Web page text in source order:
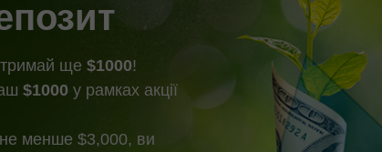
заяви
ще $1000!
$1000 у рамках акції
менше $3,000, ви